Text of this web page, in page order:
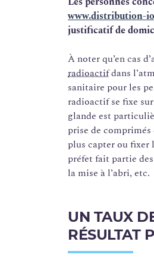
www.distribution-
justificatif de
À noter qu’en cas
radioactifdans
sanitaire pour les
radioactif se fixe
glande est
prise de
plus capter ou fixer
préfet fait partie
la mise à l’abri, etc.
UN TAUX
RÉSULTAT